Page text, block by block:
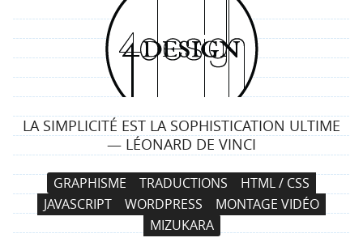
4
d
e
s
i
g
LA SIMPLICITÉ EST LA SOPHISTICATION ULTIME
— LÉONARD DE VINCI
GRAPHISME TRADUCTIONS
HTML / CSS
JAVASCRIPT
WORDPRESS
MONTAGE VIDÉO
MIZUKARA